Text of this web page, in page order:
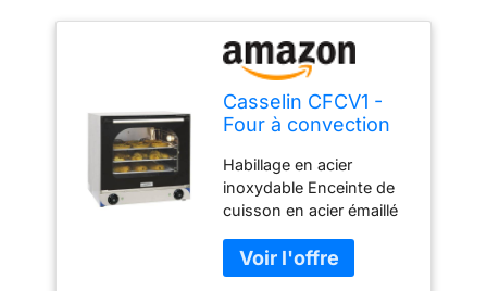
Casselin CFCV1 -
Four à convection
Habillage en acier
inoxydable Enceinte de
cuisson en acier émaillé
Éclairage intérieur Avec 2
moteurs de ventilation